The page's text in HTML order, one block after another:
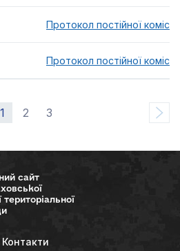
Протокол постійної комісії
Протокол постійної комісії
1 2 3
сайт
територіальної
Контакти